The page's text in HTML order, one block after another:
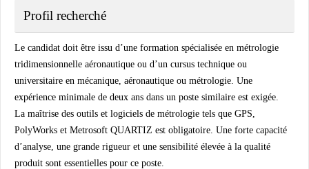
Profil recherché
Le candidat doit être issu d’une formation spécialisée en métrologie
tridimensionnelle aéronautique ou d’un cursus technique ou
universitaire en mécanique, aéronautique ou métrologie. Une
expérience minimale de deux ans dans un poste similaire est exigée.
La maîtrise des outils et logiciels de métrologie tels que GPS,
PolyWorks et Metrosoft QUARTIZ est obligatoire. Une forte capacité
d’analyse, une grande rigueur et une sensibilité élevée à la qualité
produit sont essentielles pour ce poste.